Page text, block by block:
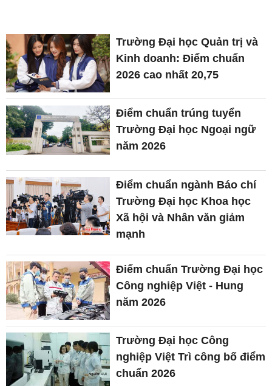
Trường Đại học Quản trị và
Kinh doanh: Điểm chuẩn
2026 cao nhất 20,75
Điểm chuẩn trúng tuyển
Trường Đại học Ngoại ngữ
năm 2026
Điểm chuẩn ngành Báo chí
Trường Đại học Khoa học
Xã hội và Nhân văn giảm
mạnh
Điểm chuẩn Trường Đại học
Công nghiệp Việt - Hung
năm 2026
Trường Đại học Công
nghiệp Việt Trì công bố điểm
chuẩn 2026